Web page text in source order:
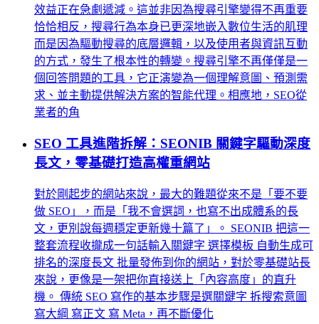
效益正在急劇遞減。這並非因為搜尋引擎變得不再重要
恰恰相反，搜尋行為本身已更深地嵌入數位生活的肌理
而是因為驅動搜尋的底層邏輯，以及使用者與資訊互動
的方式，發生了根本性的轉變。搜尋引擎不再僅僅是一
個回答問題的工具，它正演變為一個理解意圖、預測需
求、並主動提供解決方案的智能代理。相應地，SEO從
業者的角
SEO 工具進階拆解：SEONIB 關鍵字驅動深度
長文，零基礎打造高權重網站
對於剛起步的網站來說，最大的難題從來不是「要不要
做 SEO」，而是「我不會選詞，也寫不出成體系的長
文，更別說每週穩定更新幾十篇了」。 SEONIB 把這一
整套流程收攏成一句話輸入關鍵字 選擇模板 自動生成可
排名的深度長文 批量發佈到你的網站，對於零基礎站長
來說，更像是一架把你直接送上「內容高度」的直升
機。 傳統 SEO 寫作的基本步驟是選關鍵字 拆搜索意圖
寫大綱 寫正文 寫 Meta，再不斷優化